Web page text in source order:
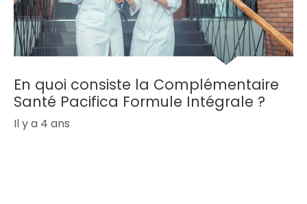
En quoi consiste la Complémentaire
Santé Pacifica Formule Intégrale ?
Il y a 4 ans